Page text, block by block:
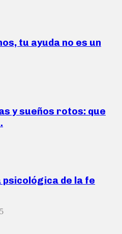
tu ayuda no es un
y sueños rotos: que
psicológica de la fe